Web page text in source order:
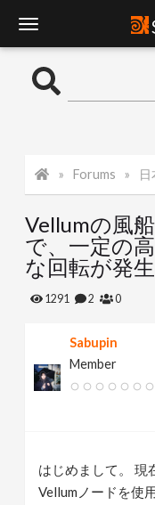
o
l
e
Forums 日
Vellumの風
で、一定の
な回転が発
1291 2 0
Sabupin
Member
はじめまして。 現
Vellumノードを使